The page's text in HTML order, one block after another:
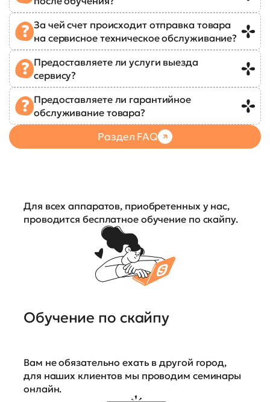
За чей счет происходит отправка товара
на сервисное техническое обслуживание?
Предоставляете ли услуги выезда
сервису?
Предоставляете ли гарантийное
обслуживание товара?
Раздел FAQ
Для всех аппаратов, приобретенных у нас,
проводится бесплатное обучение по скайпу.
Обучение по скайпу
Вам не обязательно ехать в другой город,
для наших клиентов мы проводим семинары
онлайн.